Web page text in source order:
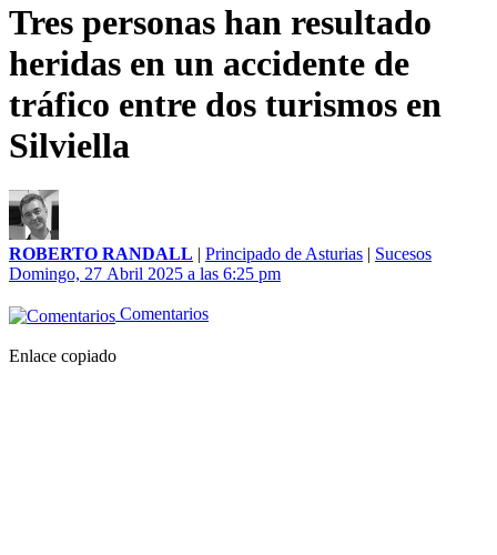
Tres personas han resultado
heridas en un accidente de
tráfico entre dos turismos en
Silviella
ROBERTO RANDALL | Principado de Asturias | Sucesos
Domingo, 27 Abril 2025 a las 6:25 pm
Comentarios
Enlace copiado